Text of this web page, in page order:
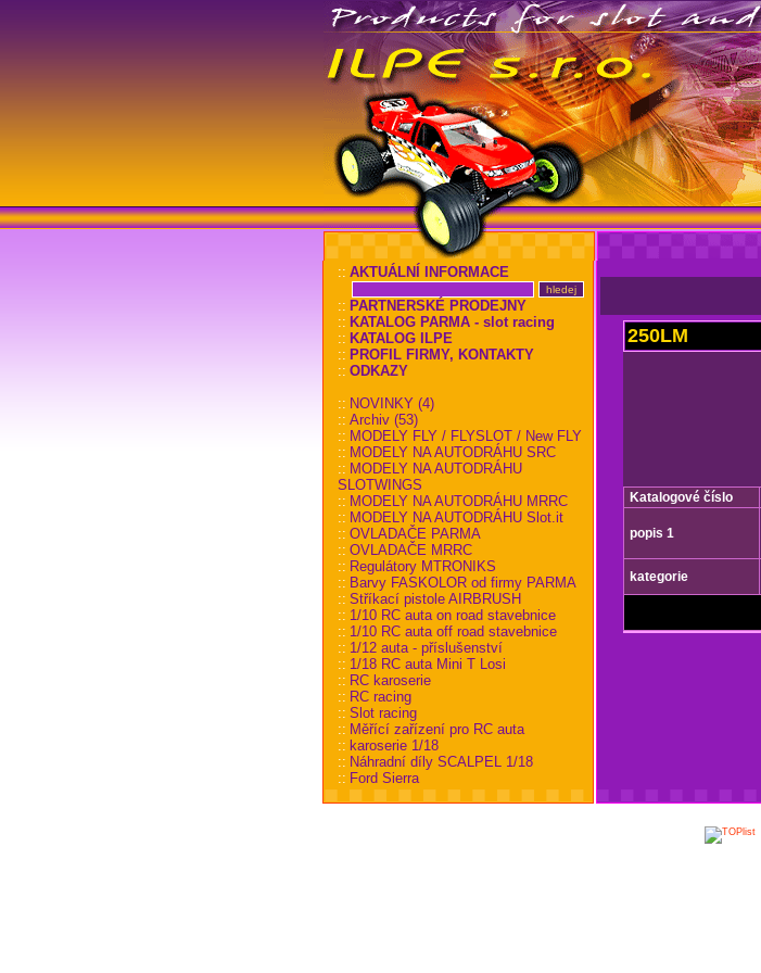
:: AKTUÁLNÍ INFORMACE
:: PARTNERSKÉ PRODEJNY
:: KATALOG PARMA - slot racing
:: KATALOG ILPE
:: PROFIL FIRMY, KONTAKTY
:: ODKAZY
:: NOVINKY (4)
:: Archiv (53)
:: MODELY FLY / FLYSLOT / New FLY
:: MODELY NA AUTODRÁHU SRC
:: MODELY NA AUTODRÁHU
SLOTWINGS
:: MODELY NA AUTODRÁHU MRRC
:: MODELY NA AUTODRÁHU Slot.it
:: OVLADAČE PARMA
:: OVLADAČE MRRC
:: Regulátory MTRONIKS
:: Barvy FASKOLOR od firmy PARMA
:: Stříkací pistole AIRBRUSH
:: 1/10 RC auta on road stavebnice
:: 1/10 RC auta off road stavebnice
:: 1/12 auta - příslušenství
:: 1/18 RC auta Mini T Losi
:: RC karoserie
:: RC racing
:: Slot racing
:: Měřící zařízení pro RC auta
:: karoserie 1/18
:: Náhradní díly SCALPEL 1/18
:: Ford Sierra
250LM
Katalogové číslo
popis 1
kategorie